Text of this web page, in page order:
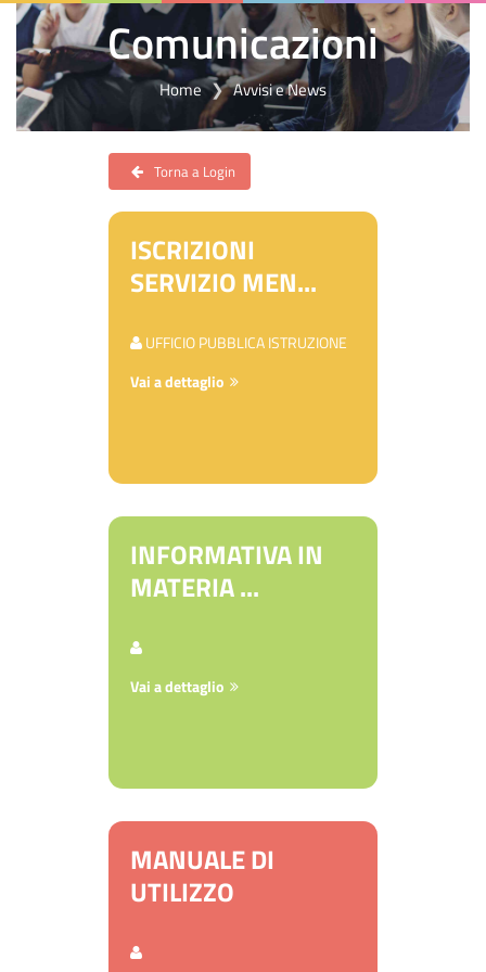
Comunicazioni
Home Avvisi e News
Torna a Login
ISCRIZIONI
SERVIZIO MEN...
UFFICIO PUBBLICA ISTRUZIONE
Vai a dettaglio
INFORMATIVA IN
MATERIA ...
Vai a dettaglio
MANUALE DI
UTILIZZO